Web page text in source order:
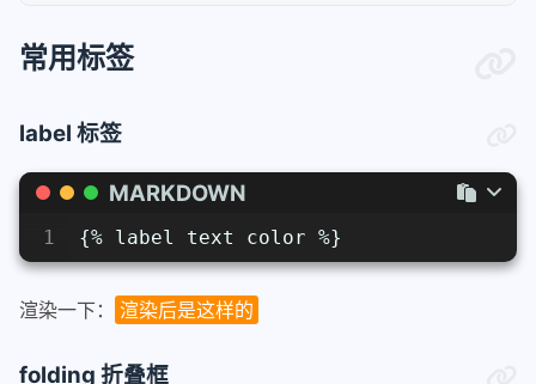
常用标签
label 标签
MARKDOWN
1 {% label text color %}
渲染一下： 渲染后是这样的
folding 折叠框